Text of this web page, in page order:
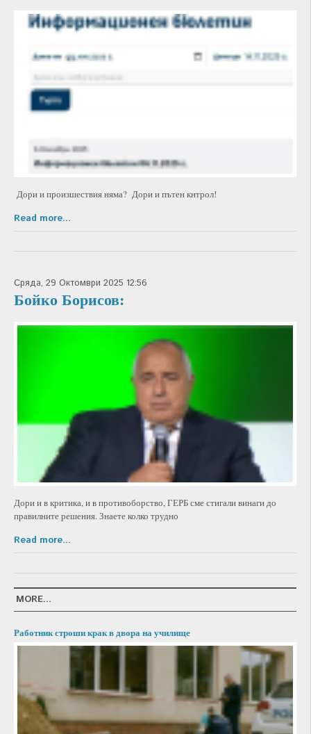
Дори и произшествия няма? Дори и пътен кнтрол!
Read more...
Сряда, 29 Октомври 2025 12:56
Бойко Борисов:
Дори и в критика, и в противоборство, ГЕРБ сме стигали винаги до
правилните решения. Знаете колко трудно
Read more...
MORE...
Работник строши крак в двора на училище